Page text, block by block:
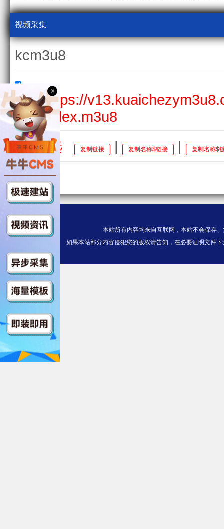
视频采集
kcm3u8
HD$https://
deo/index.m3u8
全选
复制链接 | 复制名称$链接 | 复制名称$
本站所有内容均来自互联网，本站不会保存
如果本站部分内容侵犯您的版权请告知，在必要证明文件
×